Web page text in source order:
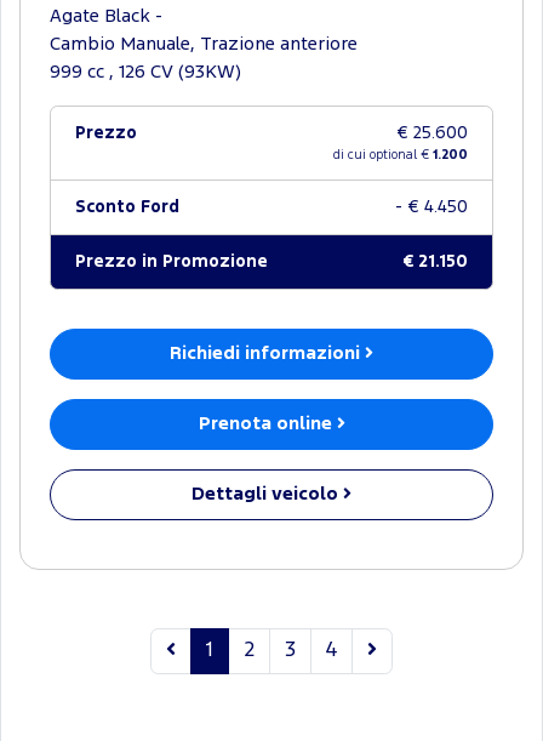
Agate Black -
Cambio Manuale, Trazione anteriore
999 cc , 126 CV (93KW)
Prezzo € 25.600
di cui optional € 1.200
Sconto Ford - € 4.450
Prezzo in Promozione € 21.150
Richiedi informazioni
Prenota online
Dettagli veicolo
1 2 3 4